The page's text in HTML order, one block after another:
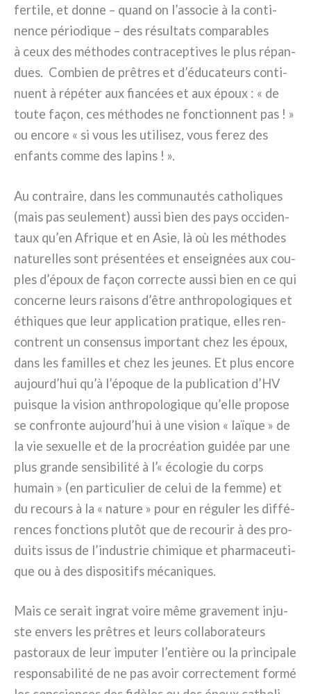
fer­ti­le, et don­ne – quand on l’associe à la con­ti­
nen­ce pério­di­que – des résul­ta­ts com­pa­ra­bles
à ceux des métho­des con­tra­cep­ti­ves le plus répan­
dues. Combien de prê­tres et d’éducateurs con­ti­
nuent à répé­ter aux fian­cées et aux époux : « de
tou­te façon, ces métho­des ne fonc­tion­nent pas ! »
ou enco­re « si vous les uti­li­sez, vous ferez des
enfan­ts com­me des lapins ! ».
Au con­trai­re, dans les com­mu­nau­tés catho­li­ques
(mais pas seu­le­ment) aus­si bien des pays occi­den­
taux qu’en Afrique et en Asie, là où les métho­des
natu­rel­les sont pré­sen­tées et ensei­gnées aux cou­
ples d’époux de façon cor­rec­te aus­si bien en ce qui
con­cer­ne leurs rai­sons d’être anth­ro­po­lo­gi­ques et
éthi­ques que leur appli­ca­tion pra­ti­que, elles ren­
con­trent un con­sen­sus impor­tant chez les époux,
dans les famil­les et chez les jeu­nes. Et plus enco­re
aujourd’hui qu’à l’époque de la publi­ca­tion d’HV
pui­sque la vision anth­ro­po­lo­gi­que qu’elle pro­po­se
se con­fron­te aujourd’hui à une vision « laï­que » de
la vie sexuel­le et de la pro­créa­tion gui­dée par une
plus gran­de sen­si­bi­li­té à l’« éco­lo­gie du corps
humain » (en par­ti­cu­lier de celui de la fem­me) et
du recours à la « natu­re » pour en régu­ler les dif­fé­
ren­ces fonc­tions plu­tôt que de recou­rir à des pro­
dui­ts issus de l’industrie chi­mi­que et phar­ma­ceu­ti­
que ou à des dispo­si­tifs méca­ni­ques.
Mais ce serait ingrat voi­re même gra­ve­ment inju­
ste envers les prê­tres et leurs col­la­bo­ra­teurs
pasto­raux de leur impu­ter l’entière ou la prin­ci­pa­le
respon­sa­bi­li­té de ne pas avoir cor­rec­te­ment for­mé